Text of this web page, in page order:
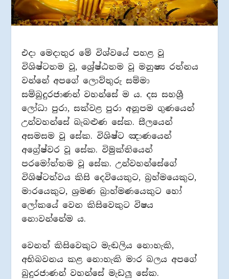
එදා මෙදාතුර මේ විශ්වයේ පහළ වූ
විශිෂ්ටතම වූ, ශ්‍රේෂ්ඨතම වූ මනුෂ්‍ය රත්නය
වන්නේ අපගේ ලොව්තුරු සම්මා
සම්බුදුරජාණන් වහන්සේ ම ය. දස සහශ්‍රී
ලෝධා පුරා, සක්වළ පුරා අනූපම ගුණයෙන්
උන්වහන්සේ බැබළුණ සේක. සීලයෙන්
අසමසම වූ සේක. විශිෂ්ට ඤාණයෙන්
අග්‍රේෂ්වර වූ සේක. විමුක්තියෙන්
පරමෝත්තම වූ සේක. උන්වහන්සේගේ
විශිෂ්ටත්වය කිසි දෙවියෙකුට, බ්‍රහ්මයෙකුට,
මාරයෙකුට, ශ්‍රමණ බ්‍රාහ්මණයෙකුට හෝ
ලෝකයේ වෙන කිසිවෙකුට විෂය
නොවන්නේම ය.
වෙනත් කිසිවෙකුට මැඬලිය නොහැකි,
අභිබවනය කළ නොහැකි මාර බලය අපගේ
බුදුරජාණන් වහන්සේ මැඩලූ සේක.